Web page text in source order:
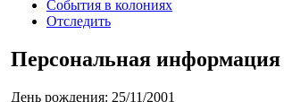
События в колониях
Отследить
Персональная информация
День рождения: 25/11/2001